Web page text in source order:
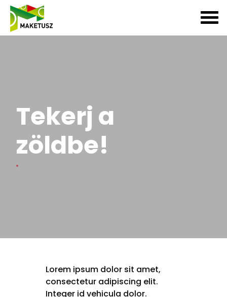
Tekerj a
zöldbe!
Lorem ipsum dolor sit amet,
consectetur adipiscing elit.
Integer id vehicula dolor.